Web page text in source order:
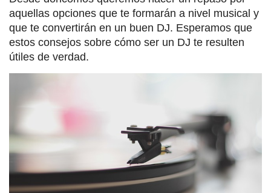
aquellas opciones que te formarán a nivel musical y
que te convertirán en un buen DJ. Esperamos que
estos consejos sobre cómo ser un DJ te resulten
útiles de verdad.